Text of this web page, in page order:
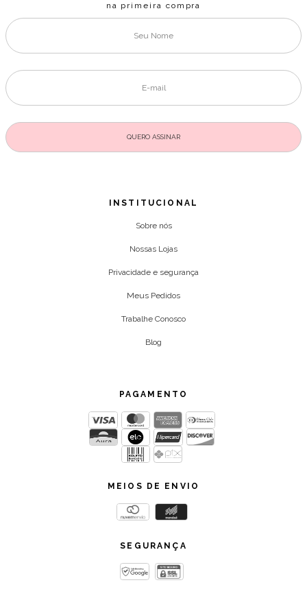
na primeira compra
INSTITUCIONAL
Sobre nós
Nossas Lojas
Privacidade e segurança
Meus Pedidos
Trabalhe Conosco
Blog
PAGAMENTO
MEIOS DE ENVIO
SEGURANÇA